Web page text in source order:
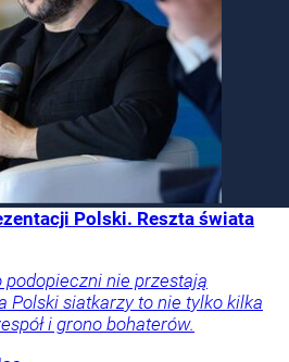
Polski. Reszta świata
nie przestają
Polski siatkarzy to nie tylko kilka
i grono bohaterów.